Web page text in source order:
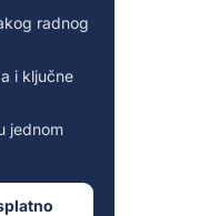
radnog
i ključne
jednom